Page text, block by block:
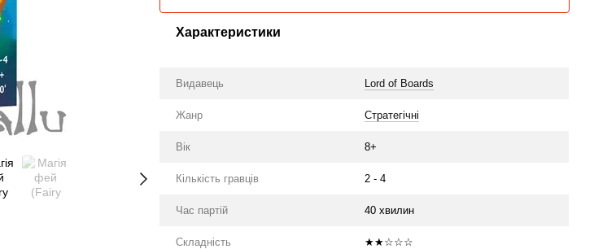
Характеристики
Видавець Lord of Boards
Жанр Стратегічні
Вік 8+
Кількість гравців 2 - 4
Час партій 40 хвилин
Складність ★★☆☆☆